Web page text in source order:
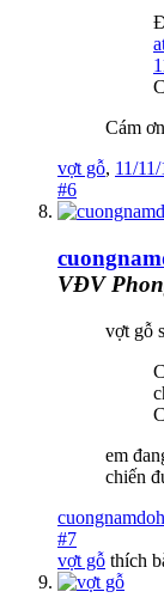
Cám
vợt gỗ, 11/
#6
VĐV
vợt gỗ
em
chiến
#7
vợt gỗ thích